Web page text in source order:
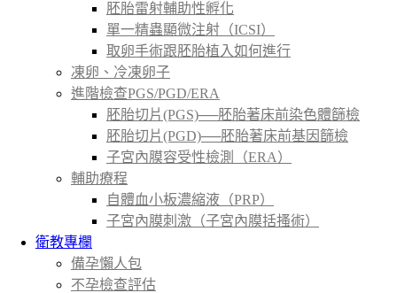
胚胎雷射輔助性孵化
單一精蟲顯微注射（ICSI）
取卵手術跟胚胎植入如何進行
凍卵、冷凍卵子
進階檢查PGS/PGD/ERA
胚胎切片(PGS)──胚胎著床前染色體篩檢
胚胎切片(PGD)──胚胎著床前基因篩檢
子宮內膜容受性檢測（ERA）
輔助療程
自體血小板濃縮液（PRP）
子宮內膜刺激（子宮內膜括搔術）
衛教專欄
備孕懶人包
不孕檢查評估